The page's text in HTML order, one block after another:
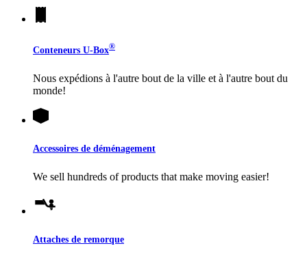
Conteneurs U-Box®
Nous expédions à l'autre bout de la ville et à l'autre bout du
monde!
Accessoires de déménagement
We sell hundreds of products that make moving easier!
Attaches de remorque